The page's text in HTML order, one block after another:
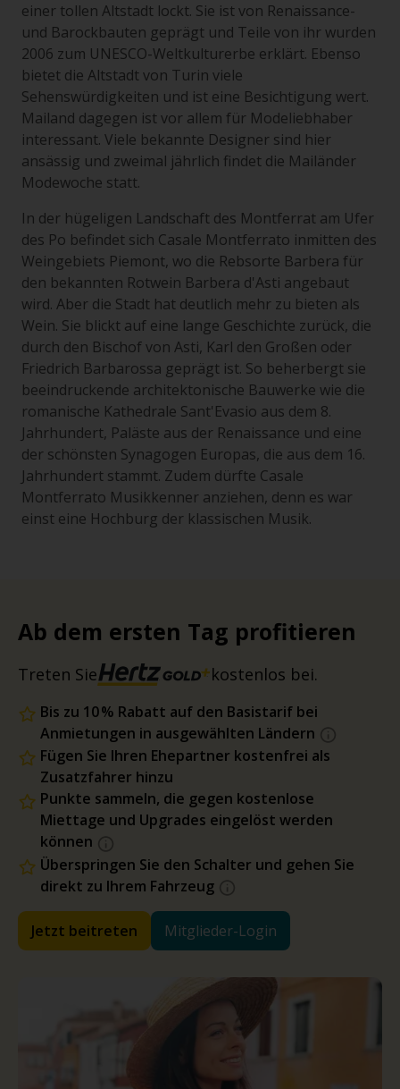
einer tollen Altstadt lockt. Sie ist von Renaissance-
und Barockbauten geprägt und Teile von ihr wurden
2006 zum UNESCO-Weltkulturerbe erklärt. Ebenso
bietet die Altstadt von Turin viele
Sehenswürdigkeiten und ist eine Besichtigung wert.
Mailand dagegen ist vor allem für Modeliebhaber
interessant. Viele bekannte Designer sind hier
ansässig und zweimal jährlich findet die Mailänder
Modewoche statt.
In der hügeligen Landschaft des Montferrat am Ufer
des Po befindet sich Casale Montferrato inmitten des
Weingebiets Piemont, wo die Rebsorte Barbera für
den bekannten Rotwein Barbera d'Asti angebaut
wird. Aber die Stadt hat deutlich mehr zu bieten als
Wein. Sie blickt auf eine lange Geschichte zurück, die
durch den Bischof von Asti, Karl den Großen oder
Friedrich Barbarossa geprägt ist. So beherbergt sie
beeindruckende architektonische Bauwerke wie die
romanische Kathedrale Sant'Evasio aus dem 8.
Jahrhundert, Paläste aus der Renaissance und eine
der schönsten Synagogen Europas, die aus dem 16.
Jahrhundert stammt. Zudem dürfte Casale
Montferrato Musikkenner anziehen, denn es war
einst eine Hochburg der klassischen Musik.
Ab dem ersten Tag profitieren
Treten Sie kostenlos bei.
Bis zu 10 % Rabatt auf den Basistarif bei
Anmietungen in ausgewählten Ländern
Fügen Sie Ihren Ehepartner kostenfrei als
Zusatzfahrer hinzu
Punkte sammeln, die gegen kostenlose
Miettage und Upgrades eingelöst werden
können
Überspringen Sie den Schalter und gehen Sie
direkt zu Ihrem Fahrzeug
Jetzt beitreten Mitglieder-Login